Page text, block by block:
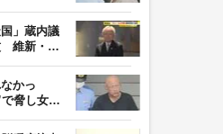
国」蔵内議
維新・吉
かっ
脅し女子